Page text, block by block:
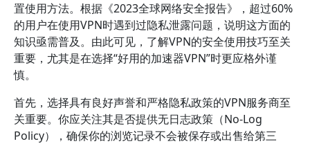
置使用方法。根据《2023全球网络安全报告》，超过60%
的用户在使用VPN时遇到过隐私泄露问题，说明这方面的
知识亟需普及。由此可见，了解VPN的安全使用技巧至关
重要，尤其是在选择“好用的加速器VPN”时更应格外谨
慎。
首先，选择具有良好声誉和严格隐私政策的VPN服务商至
关重要。你应关注其是否提供无日志政策（No-Log
Policy），确保你的浏览记录不会被保存或出售给第三